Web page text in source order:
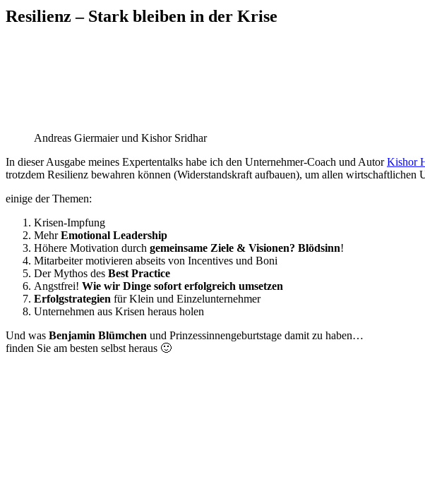
Resilienz – Stark bleiben in der Krise
Andreas Giermaier und Kishor Sridhar
In dieser Ausgabe meines Expertentalks habe ich den Unternehmer-Coach und AutorKishor
trotzdem Resilienz bewahren können (Widerstandskraft aufbauen), um allen
einige der Themen:
Krisen-Impfung
MehrEmotional Leadership
Höhere Motivation durch gemeinsame Ziele & Visionen? Blödsinn!
Mitarbeiter motivieren abseits von Incentives und Boni
Der Mythos des Best Practice
Angstfrei! Wie wir Dinge sofort erfolgreich umsetzen
Erfolgstrategien für Klein und Einzelunternehmer
Unternehmen aus Krisen heraus holen
Und was Benjamin Blümchen und Prinzessinnengeburtstage damit zu haben…
finden Sie am besten selbst heraus 🙂